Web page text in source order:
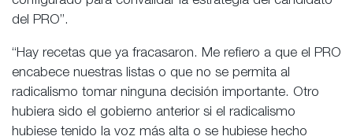
del PRO”.
“Hay recetas que ya fracasaron. Me refiero a que el PRO
encabece nuestras listas o que no se permita al
radicalismo tomar ninguna decisión importante. Otro
hubiera sido el gobierno anterior si el radicalismo
hubiese tenido la voz más alta o se hubiese hecho